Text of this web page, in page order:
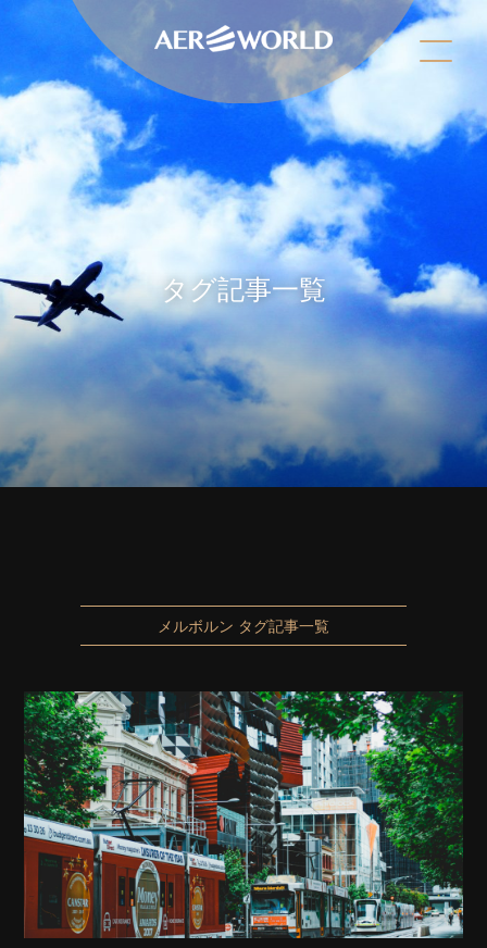
タグ記事一覧
メルボルン タグ記事一覧